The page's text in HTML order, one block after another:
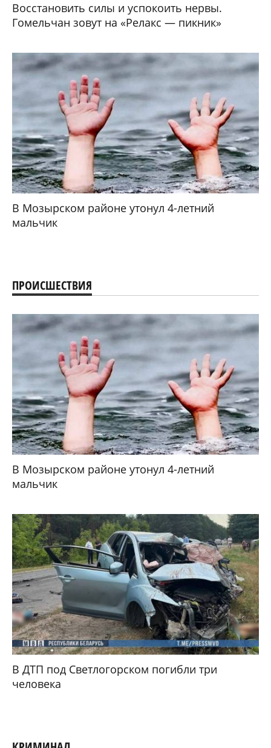
Восстановить силы и успокоить нервы.
Гомельчан зовут на «Релакс — пикник»
В Мозырском районе утонул 4-летний
мальчик
ПРОИСШЕСТВИЯ
В Мозырском районе утонул 4-летний
мальчик
В ДТП под Светлогорском погибли три
человека